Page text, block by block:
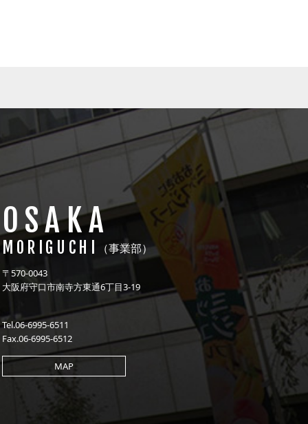
OSAKA
MORIGUCHI （事業部）
〒570-0043
大阪府守口市南寺方東通6丁目3-19
Tel.06-6995-6511
Fax.06-6995-6512
MAP